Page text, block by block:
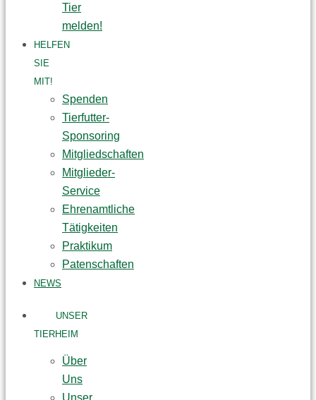
Tier
melden!
HELFEN
SIE
MIT!
Spenden
Tierfutter-
Sponsoring
Mitgliedschaften
Mitglieder-
Service
Ehrenamtliche
Tätigkeiten
Praktikum
Patenschaften
NEWS
UNSER
TIERHEIM
Über
Uns
Unser